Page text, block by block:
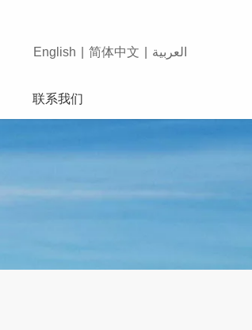
English 简体中文 العربية
联系我们